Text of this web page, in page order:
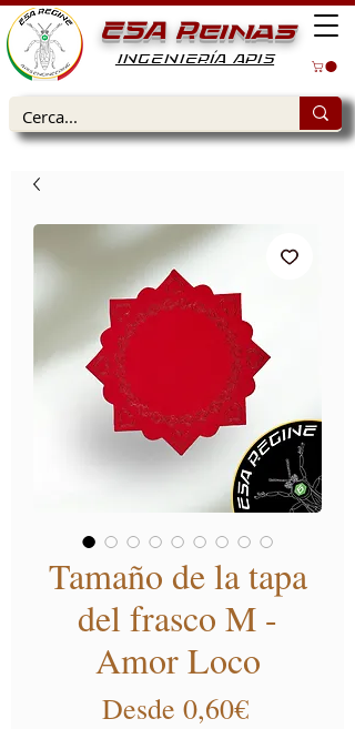
ESA Reinas
INGENIERÍA APIS
Tamaño de la tapa
del frasco M -
Amor Loco
Desde 0,60€Precio